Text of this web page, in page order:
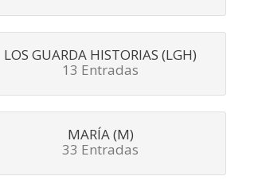
LOS GUARDA HISTORIAS (LGH)
13 Entradas
MARÍA (M)
33 Entradas